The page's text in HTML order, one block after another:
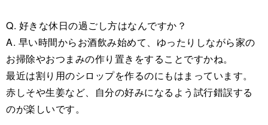
Q. 好きな休日の過ごし方はなんですか？
A. 早い時間からお酒飲み始めて、ゆったりしながら家の
お掃除やおつまみの作り置きをすることですかね。
最近は割り用のシロップを作るのにもはまっています。
赤しそや生姜など、自分の好みになるよう試行錯誤する
のが楽しいです。